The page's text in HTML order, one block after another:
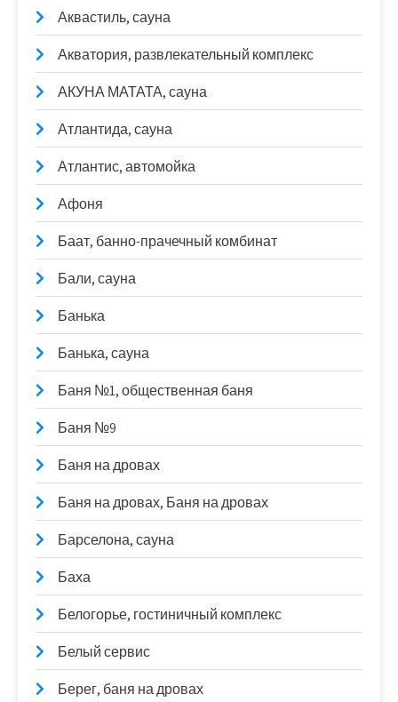
Аквастиль, сауна
Акватория, развлекательный комплекс
АКУНА МАТАТА, сауна
Атлантида, сауна
Атлантис, автомойка
Афоня
Баат, банно-прачечный комбинат
Бали, сауна
Банька
Банька, сауна
Баня №1, общественная баня
Баня №9
Баня на дровах
Баня на дровах, Баня на дровах
Барселона, сауна
Баха
Белогорье, гостиничный комплекс
Белый сервис
Берег, баня на дровах